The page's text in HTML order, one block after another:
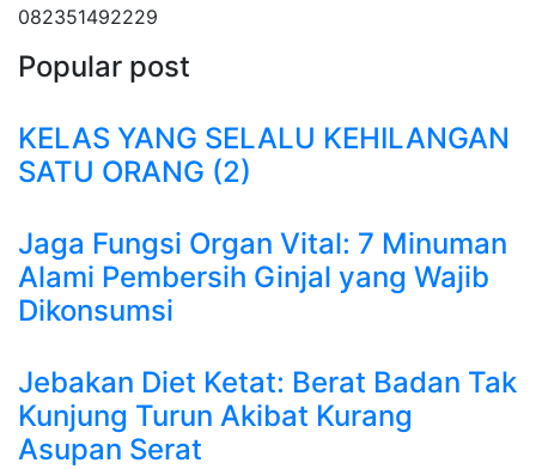
082351492229
Popular post
KELAS YANG SELALU KEHILANGAN
SATU ORANG (2)
Jaga Fungsi Organ Vital: 7 Minuman
Alami Pembersih Ginjal yang Wajib
Dikonsumsi
Jebakan Diet Ketat: Berat Badan Tak
Kunjung Turun Akibat Kurang
Asupan Serat